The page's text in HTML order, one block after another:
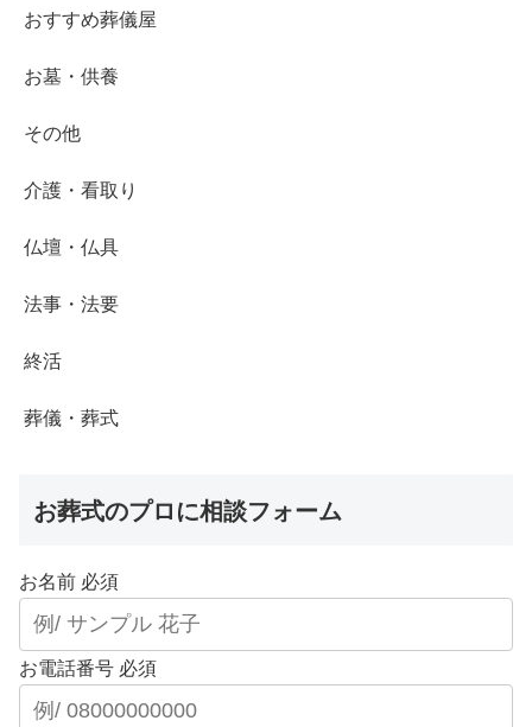
おすすめ葬儀屋
お墓・供養
その他
介護・看取り
仏壇・仏具
法事・法要
終活
葬儀・葬式
お葬式のプロに相談フォーム
お名前 必須
お電話番号 必須